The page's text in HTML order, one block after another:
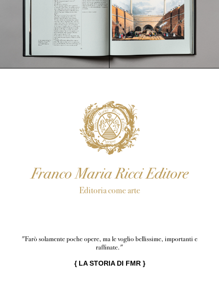
Franco Maria Ricci Editore
Editoria come arte
"Farò solamente poche opere, ma le voglio bellissime, importanti e
raffinate."
{ LA STORIA DI FMR}